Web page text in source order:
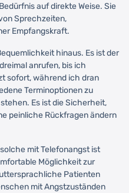
auf direkte Weise. Sie
Sprechzeiten,
Empfangskraft.
hinaus. Es ist der
anrufen, bis ich
sofort, während ich dran
Terminoptionen zu
Es ist die Sicherheit,
peinliche Rückfragen ändern
mit Telefonangst ist
Möglichkeit zur
Patienten
mit Angstzuständen